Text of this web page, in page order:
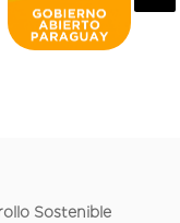
Sostenible